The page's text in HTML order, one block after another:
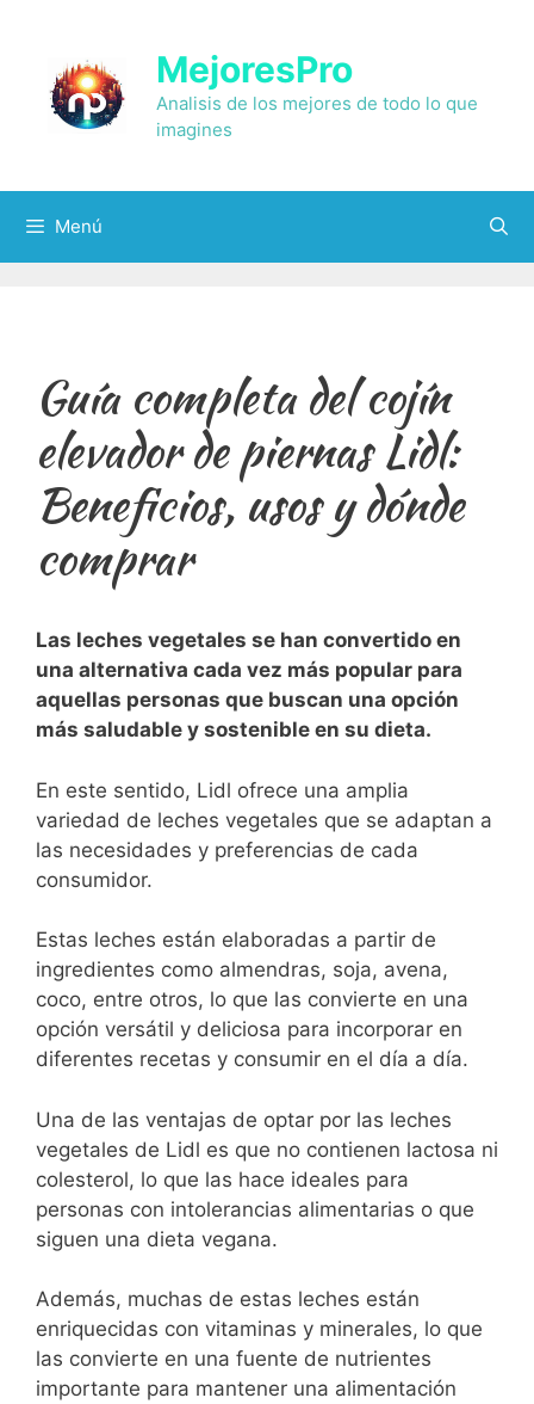
contenido
MejoresPro
Analisis de los mejores de todo lo que
imagines
Menú
Guía completa del cojín
elevador de piernas Lidl:
Beneficios, usos y dónde
comprar
Las ‌leches vegetales se han⁢ convertido en
⁤una alternativa cada ⁤vez más popular para
aquellas personas que buscan una ​opción
más saludable y sostenible en su dieta.
⁢En este⁤ sentido, Lidl ofrece una ⁣amplia
variedad de leches vegetales que se adaptan a
las necesidades y preferencias de​ cada
consumidor.
Estas leches⁢ están elaboradas a partir de
ingredientes como almendras, soja, avena,
coco,⁤ entre otros, lo que las convierte en una​
opción ‌versátil y deliciosa ⁢para incorporar en
diferentes recetas y consumir ‌en‌ el día⁢ a día.
Una de las ventajas de optar por las leches
vegetales de Lidl es que no contienen lactosa ni
colesterol, lo que⁣ las hace ‍ideales para
⁣personas con intolerancias alimentarias o que
siguen una dieta vegana.
Además, muchas de ⁢estas ​leches están
enriquecidas con vitaminas y minerales, lo⁤ que
las convierte en una‌ fuente de nutrientes
importante para‌ mantener una alimentación